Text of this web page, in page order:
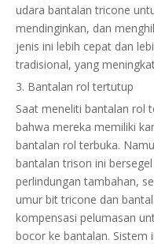
udara bantalan tricone
mendinginkan, dan
jenis ini lebih cepat dan
tradisional, yang
3. Bantalan rol tertutup
Saat meneliti bantalan rol
bahwa mereka memiliki
bantalan rol terbuka.
bantalan trison ini
perlindungan tambahan,
umur bit tricone dan
kompensasi pelumasan
bocor ke bantalan.